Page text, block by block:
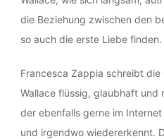
die Beziehung zwischen den
so auch die erste Liebe finden.
Francesca Zappia schreibt die
Wallace flüssig, glaubhaft und
der ebenfalls gerne im
und irgendwo wiedererkennt.